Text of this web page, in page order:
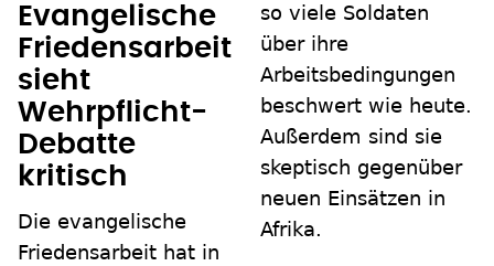
Evangelische
Friedensarbeit
sieht
Wehrpflicht-
Debatte
kritisch
Die evangelische
Friedensarbeit hat in
so viele Soldaten
über ihre
Arbeitsbedingungen
beschwert wie heute.
Außerdem sind sie
skeptisch gegenüber
neuen Einsätzen in
Afrika.